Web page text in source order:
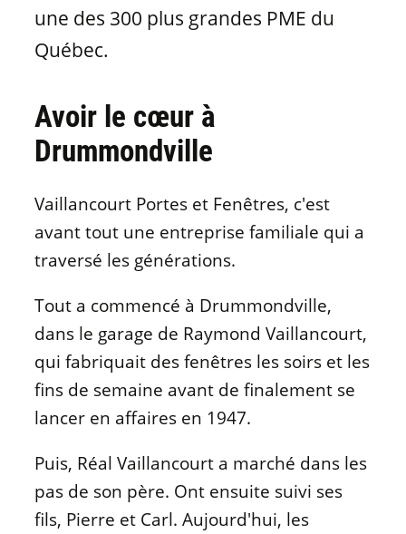
une des 300 plus grandes PME du
Québec.
Avoir le cœur à
Drummondville
Vaillancourt Portes et Fenêtres, c'est
avant tout une entreprise familiale qui a
traversé les générations.
Tout a commencé à Drummondville,
dans le garage de Raymond Vaillancourt,
qui fabriquait des fenêtres les soirs et les
fins de semaine avant de finalement se
lancer en affaires en 1947.
Puis, Réal Vaillancourt a marché dans les
pas de son père. Ont ensuite suivi ses
fils, Pierre et Carl. Aujourd'hui, les
Matériaux de fenêtres